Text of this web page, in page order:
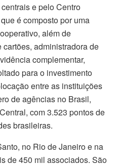
e pelo Centro
é composto por uma
além de
administradora de
complementar,
para o investimento
entre as instituições
de agências no Brasil,
com 3.523 pontos de
brasileiras.
no Rio de Janeiro e na
de 450 mil associados. São